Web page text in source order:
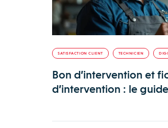
SATISFACTION CLIENT TECHNICIEN
Bon d’intervention et
d’intervention : le